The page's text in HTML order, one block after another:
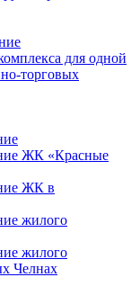
для одной
торговых
ЖК «Красные
ЖК в
жилого
жилого
Челнах